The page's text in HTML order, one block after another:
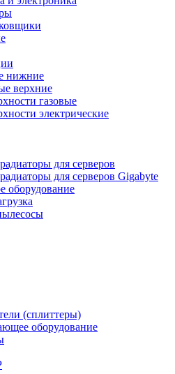
нижние
верхние
газовые
электрические
для серверов
для серверов Gigabyte
оборудование
(сплиттеры)
оборудование